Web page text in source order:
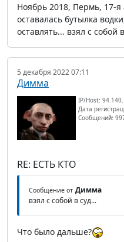
Ноябрь 2018, Пермь, 17-я
оставалась бутылка
оставлять... взял с собой
5 декабря 2022 07:11
Димма
IP/Host:
Дата
Сообщений:
RE: ЕСТЬ КТО
Сообщение от Димма
взял с собой в суд...
Что было дальше?